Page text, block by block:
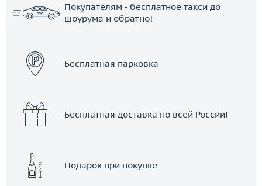
Покупателям - бесплатное такси до
шоурума и обратно!
Бесплатная парковка
Бесплатная доставка по всей России!
Подарок при покупке